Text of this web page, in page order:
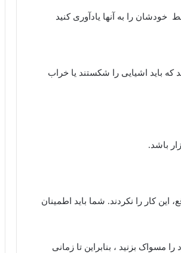
را به آنها یادآوری کنید
که باید اشیایی را شکستند یا خراب
باشد.
این کار را نکردند. شما باید اطمینان
مسواک بزنید ، بنابراین تا زمانی